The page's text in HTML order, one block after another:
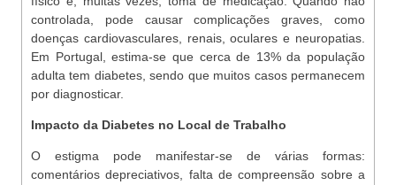
controlada, pode causar complicações graves, como
doenças cardiovasculares, renais, oculares e neuropatias.
Em Portugal, estima-se que cerca de 13% da população
adulta tem diabetes, sendo que muitos casos permanecem
por diagnosticar.
Impacto da Diabetes no Local de Trabalho
O estigma pode manifestar-se de várias formas:
comentários depreciativos, falta de compreensão sobre a